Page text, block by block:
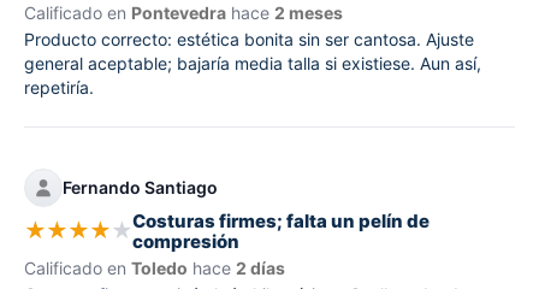
Calificado en Pontevedra hace 2 meses
Producto correcto: estética bonita sin ser cantosa. Ajuste
general aceptable; bajaría media talla si existiese. Aun así,
repetiría.
Fernando Santiago
★★★★★Costuras firmes; falta un pelín de
compresión
Calificado en Toledo hace 2 días